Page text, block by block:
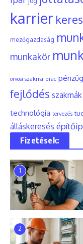
karrier
mezőgazdaság
munkakör
orvosi szakma piac
fejlődés szakmák
technológia tervezés
álláskeresés
Fizetések:
1
2